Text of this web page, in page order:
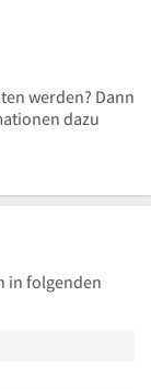
werden? Dann
dazu
in folgenden